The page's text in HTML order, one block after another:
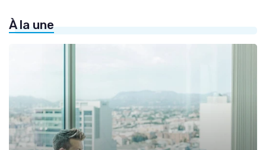
À la une